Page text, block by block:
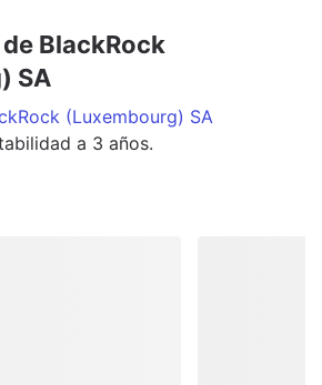
BlackRock
SA
(Luxembourg) SA
a 3 años.